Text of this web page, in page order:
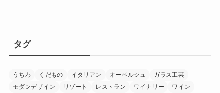
タグ
うちわ くだもの イタリアン オーベルジュ
ガラス工芸
モダンデザイン
リゾート レストラン ワイナリー
ワイン